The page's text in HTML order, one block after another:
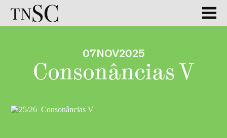
07NOV2025
Consonâncias V
GALERIA